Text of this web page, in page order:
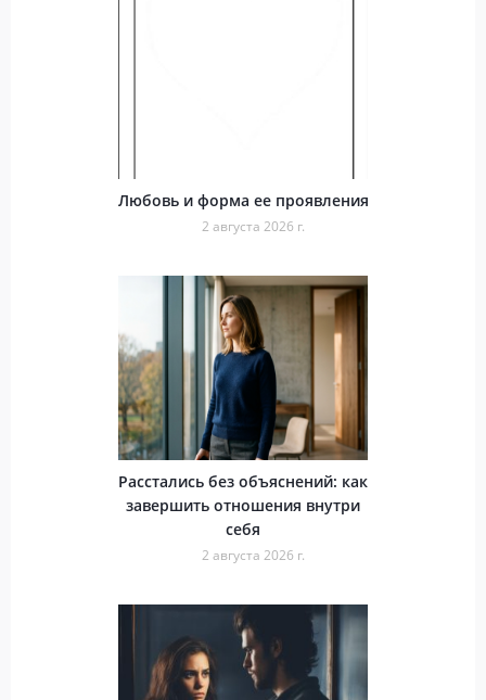
Любовь и форма ее проявления
2 августа 2026 г.
Расстались без объяснений: как
завершить отношения внутри
себя
2 августа 2026 г.